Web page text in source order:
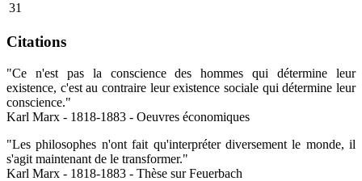
31
Citations
"Ce n'est pas la conscience des hommes qui détermine leur
existence, c'est au contraire leur existence sociale qui détermine leur
conscience."
Karl Marx - 1818-1883 - Oeuvres économiques
"Les philosophes n'ont fait qu'interpréter diversement le monde, il
s'agit maintenant de le transformer."
Karl Marx - 1818-1883 - Thèse sur Feuerbach